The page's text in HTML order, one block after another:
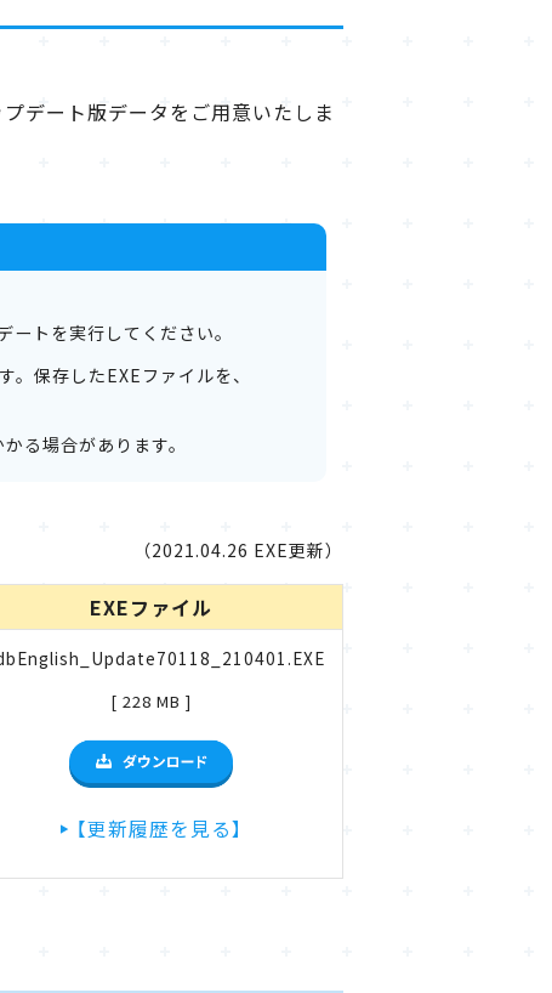
デート版データをご用意いたしま
トを実行してください。
保存したEXEファイルを、
る場合があります。
（2021.04.26 EXE更新）
EXEファイル
[ 228 MB ]
【更新履歴を見る】